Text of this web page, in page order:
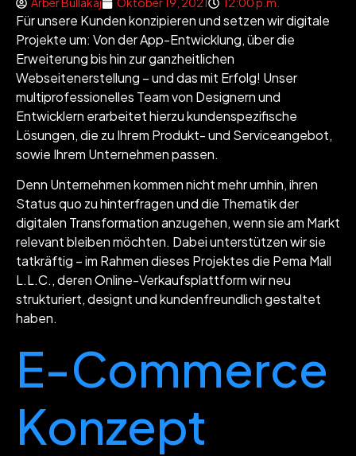
Für unsere Kunden konzipieren und setzen wir digitale
Projekte um: Von der App-Entwicklung, über die
Erweiterung bis hin zur ganzheitlichen
Webseitenerstellung – und das mit Erfolg! Unser
multiprofessionelles Team von Designern und
Entwicklern erarbeitet hierzu kundenspezifische
Lösungen, die zu Ihrem Produkt- und Serviceangebot,
sowie Ihrem Unternehmen passen.
Denn Unternehmen kommen nicht mehr umhin, ihren
Status quo zu hinterfragen und die Thematik der
digitalen Transformation anzugehen, wenn sie am Markt
relevant bleiben möchten. Dabei unterstützen wir sie
tatkräftig – im Rahmen dieses Projektes die Pema Mall
L.L.C., deren Online-Verkaufsplattform wir neu
strukturiert, designt und kundenfreundlich gestaltet
haben.
E-Commerce
Konzept